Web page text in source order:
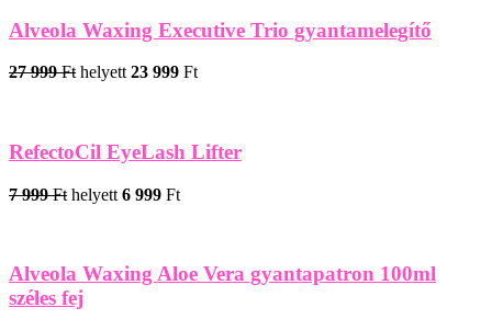
Alveola Waxing Executive Trio gyantamelegítő
27 999 Ft helyett 23 999 Ft
RefectoCil EyeLash Lifter
7 999 Ft helyett 6 999 Ft
Alveola Waxing Aloe Vera gyantapatron 100ml
széles fej